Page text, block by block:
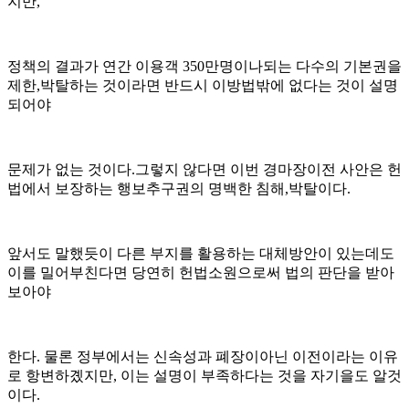
정책의 결과가 연간 이용객 350만명이나되는 다수의 기본권을
제한,박탈하는 것이라면 반드시 이방법밖에 없다는 것이 설명
되어야
문제가 없는 것이다.그렇지 않다면 이번 경마장이전 사안은 헌
법에서 보장하는 행보추구권의 명백한 침해,박탈이다.
앞서도 말했듯이 다른 부지를 활용하는 대체방안이 있는데도
이를 밀어부친다면 당연히 헌법소원으로써 법의 판단을 받아
보아야
한다. 물론 정부에서는 신속성과 폐장이아닌 이전이라는 이유
로 항변하곘지만, 이는 설명이 부족하다는 것을 자기을도 알것
이다.